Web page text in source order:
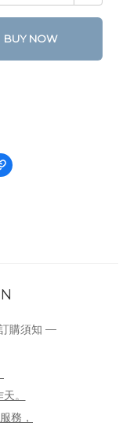
BUY NOW
購須知 —
。
務，